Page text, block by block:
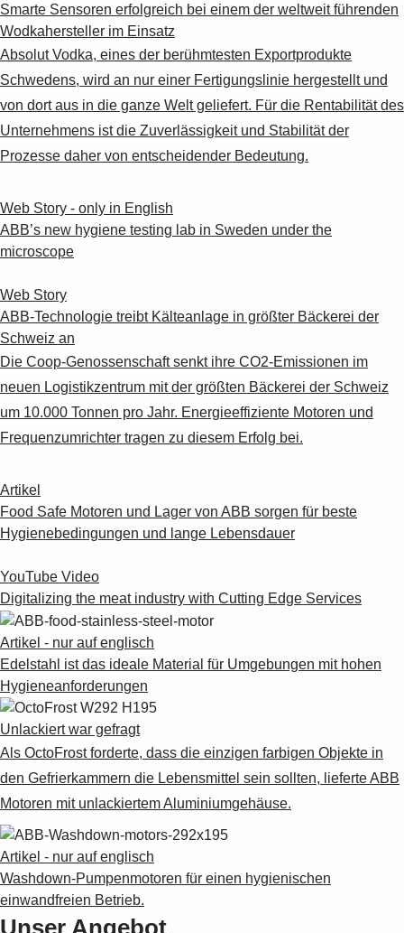
Smarte Sensoren erfolgreich bei einem der weltweit führenden
Wodkahersteller im Einsatz
Absolut Vodka, eines der berühmtesten Exportprodukte
Schwedens, wird an nur einer Fertigungslinie hergestellt und
von dort aus in die ganze Welt geliefert. Für die Rentabilität des
Unternehmens ist die Zuverlässigkeit und Stabilität der
Prozesse daher von entscheidender Bedeutung.
Web Story - only in English
ABB’s new hygiene testing lab in Sweden under the
microscope
Web Story
ABB-Technologie treibt Kälteanlage in größter Bäckerei der
Schweiz an
Die Coop-Genossenschaft senkt ihre CO2-Emissionen im
neuen Logistikzentrum mit der größten Bäckerei der Schweiz
um 10.000 Tonnen pro Jahr. Energieeffiziente Motoren und
Frequenzumrichter tragen zu diesem Erfolg bei.
Artikel
Food Safe Motoren und Lager von ABB sorgen für beste
Hygienebedingungen und lange Lebensdauer
YouTube Video
Digitalizing the meat industry with Cutting Edge Services
Artikel - nur auf englisch
Edelstahl ist das ideale Material für Umgebungen mit hohen
Hygieneanforderungen
Unlackiert war gefragt
Als OctoFrost forderte, dass die einzigen farbigen Objekte in
den Gefrierkammern die Lebensmittel sein sollten, lieferte ABB
Motoren mit unlackiertem Aluminiumgehäuse.
Artikel - nur auf englisch
Washdown-Pumpenmotoren für einen hygienischen
einwandfreien Betrieb.